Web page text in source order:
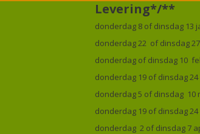
Levering*/**
donderdag 8 of dinsdag 13
donderdag 22 of dinsdag
donderdag of dinsdag 10
donderdag 19 of dinsdag
donderdag 5 of dinsdag 10
donderdag 19 of dinsdag 24
donderdag 2 of dinsdag 7